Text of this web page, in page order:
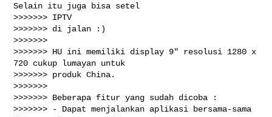
Selain itu juga bisa setel
>>>>>>> IPTV
>>>>>>> di jalan :)
>>>>>>>
>>>>>>> HU ini memiliki display 9" resolusi 1280 x
720 cukup lumayan untuk
>>>>>>> produk China.
>>>>>>>
>>>>>>> Beberapa fitur yang sudah dicoba :
>>>>>>> - Dapat menjalankan aplikasi bersama-sama